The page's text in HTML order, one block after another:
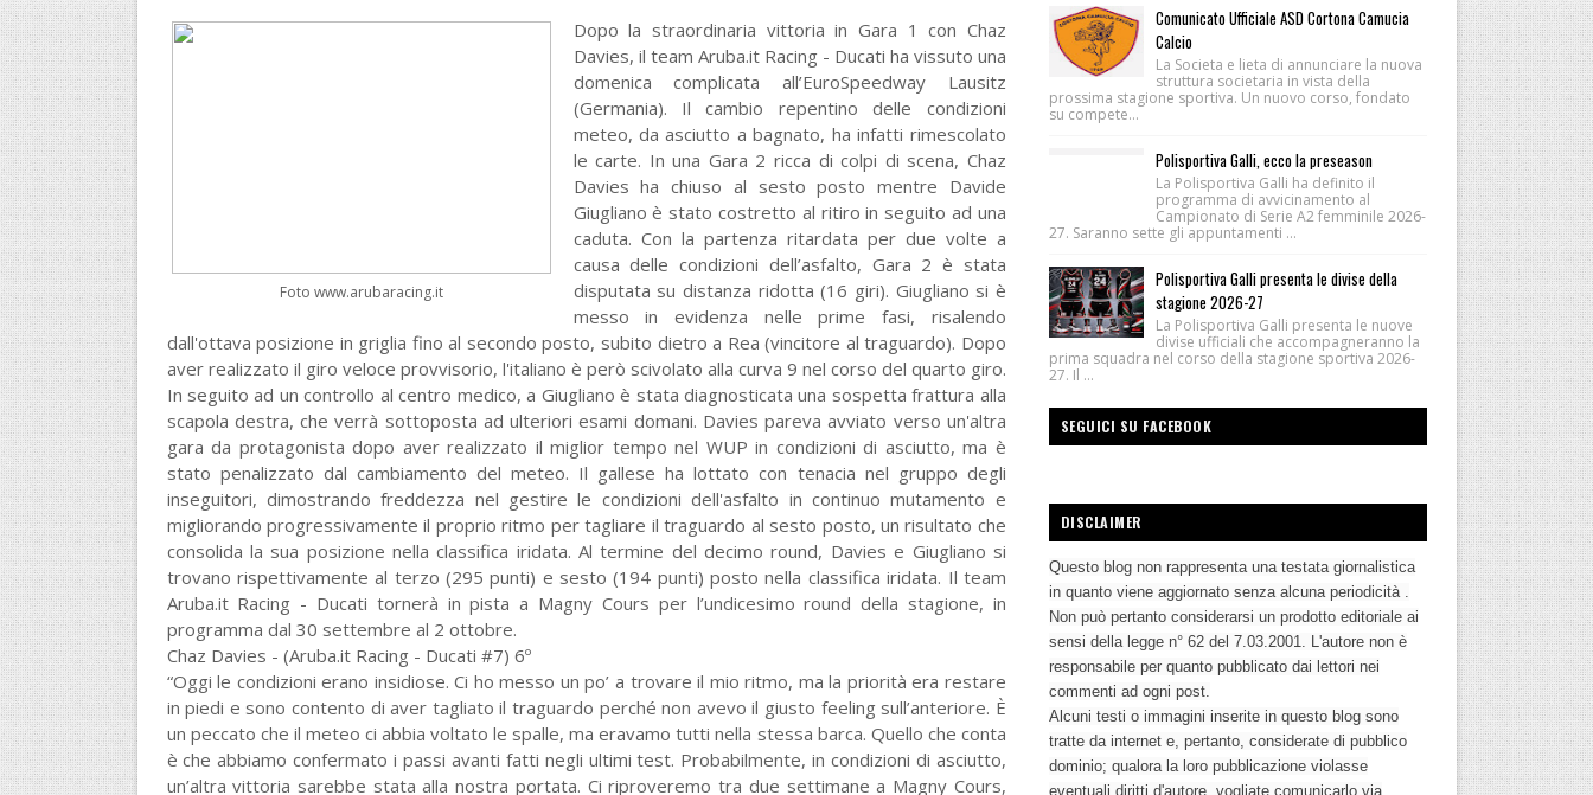
Foto www.arubaracing.it
Dopo la straordinaria vittoria in Gara 1 con Chaz
Davies, il team Aruba.it Racing - Ducati ha vissuto una
domenica complicata all’EuroSpeedway Lausitz
(Germania). Il cambio repentino delle condizioni
meteo, da asciutto a bagnato, ha infatti rimescolato
le carte. In una Gara 2 ricca di colpi di scena, Chaz
Davies ha chiuso al sesto posto mentre Davide
Giugliano è stato costretto al ritiro in seguito ad una
caduta. Con la partenza ritardata per due volte a
causa delle condizioni dell’asfalto, Gara 2 è stata
disputata su distanza ridotta (16 giri). Giugliano si è
messo in evidenza nelle prime fasi, risalendo
dall'ottava posizione in griglia fino al secondo posto, subito dietro a Rea (vincitore al traguardo). Dopo
aver realizzato il giro veloce provvisorio, l'italiano è però scivolato alla curva 9 nel corso del quarto giro.
In seguito ad un controllo al centro medico, a Giugliano è stata diagnosticata una sospetta frattura alla
scapola destra, che verrà sottoposta ad ulteriori esami domani. Davies pareva avviato verso un'altra
gara da protagonista dopo aver realizzato il miglior tempo nel WUP in condizioni di asciutto, ma è
stato penalizzato dal cambiamento del meteo. Il gallese ha lottato con tenacia nel gruppo degli
inseguitori, dimostrando freddezza nel gestire le condizioni dell'asfalto in continuo mutamento e
migliorando progressivamente il proprio ritmo per tagliare il traguardo al sesto posto, un risultato che
consolida la sua posizione nella classifica iridata. Al termine del decimo round, Davies e Giugliano si
trovano rispettivamente al terzo (295 punti) e sesto (194 punti) posto nella classifica iridata. Il team
Aruba.it Racing - Ducati tornerà in pista a Magny Cours per l’undicesimo round della stagione, in
programma dal 30 settembre al 2 ottobre.
Chaz Davies - (Aruba.it Racing - Ducati #7) 6º
“Oggi le condizioni erano insidiose. Ci ho messo un po’ a trovare il mio ritmo, ma la priorità era restare
in piedi e sono contento di aver tagliato il traguardo perché non avevo il giusto feeling sull’anteriore. È
un peccato che il meteo ci abbia voltato le spalle, ma eravamo tutti nella stessa barca. Quello che conta
è che abbiamo confermato i passi avanti fatti negli ultimi test. Probabilmente, in condizioni di asciutto,
un’altra vittoria sarebbe stata alla nostra portata. Ci riproveremo tra due settimane a Magny Cours,
Comunicato Ufficiale ASD Cortona Camucia
Calcio
La Societa e lieta di annunciare la nuova
struttura societaria in vista della
prossima stagione sportiva. Un nuovo corso, fondato
su compete...
Polisportiva Galli, ecco la preseason
La Polisportiva Galli ha definito il
programma di avvicinamento al
Campionato di Serie A2 femminile 2026-
27. Saranno sette gli appuntamenti ...
Polisportiva Galli presenta le divise della
stagione 2026-27
La Polisportiva Galli presenta le nuove
divise ufficiali che accompagneranno la
prima squadra nel corso della stagione sportiva 2026-
27. Il ...
SEGUICI SU FACEBOOK
DISCLAIMER
Questo blog non rappresenta una testata giornalistica
in quanto viene aggiornato senza alcuna periodicità .
Non può pertanto considerarsi un prodotto editoriale ai
sensi della legge n° 62 del 7.03.2001. L'autore non è
responsabile per quanto pubblicato dai lettori nei
commenti ad ogni post.
Alcuni testi o immagini inserite in questo blog sono
tratte da internet e, pertanto, considerate di pubblico
dominio; qualora la loro pubblicazione violasse
eventuali diritti d'autore, vogliate comunicarlo via